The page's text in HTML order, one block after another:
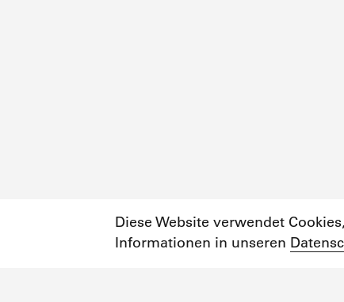
Diese Website verwendet
Informationen in unseren